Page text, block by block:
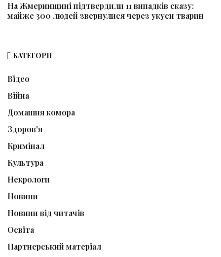
На Жмеринщині підтвердили 11 випадків сказу:
майже 300 людей звернулися через укуси тварин
КАТЕГОРІЇ
Відео
Війна
Домашня комора
Здоров'я
Кримінал
Культура
Некрологи
Новини
Новини від читачів
Освіта
Партнерський матеріал